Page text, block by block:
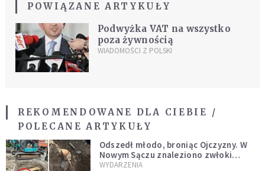
POWIĄZANE ARTYKUŁY
Podwyżka VAT na wszystko
poza żywnością
WIADOMOŚCI Z POLSKI
REKOMENDOWANE DLA CIEBIE /
POLECANE ARTYKUŁY
Odszedł młodo, broniąc Ojczyzny. W
Nowym Sączu znaleziono zwłoki
mężczyzny z czasów potopu
WYDARZENIA